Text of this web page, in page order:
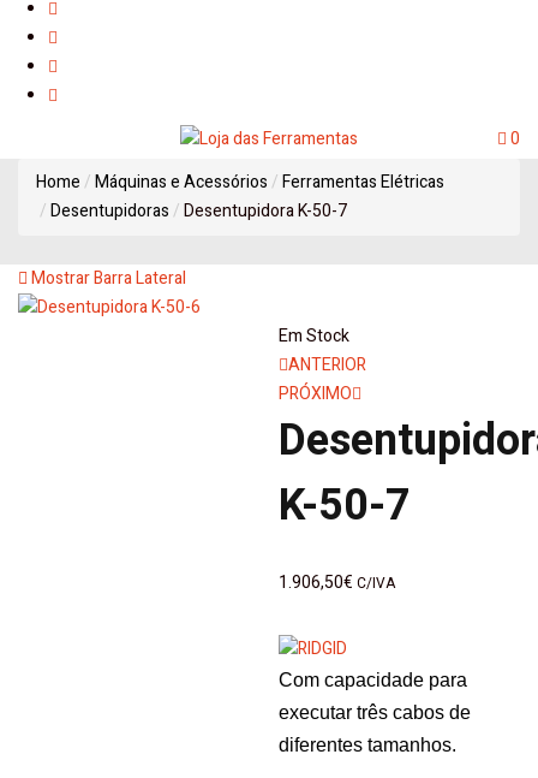
0
Home
Máquinas e Acessórios
Ferramentas Elétricas
Desentupidoras
Desentupidora K-50-7
Mostrar Barra Lateral
Em Stock
Navegação
de
artigos
ANTERIOR
PRÓXIMO
K-50-7
1.906,50€ C/IVA
Com capacidade para
executar três cabos de
diferentes tamanhos.